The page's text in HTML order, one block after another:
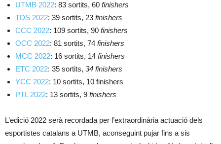
UTMB 2022: 83 sortits, 60 finishers
TDS 2022: 39 sortits, 23 finishers
CCC 2022: 109 sortits, 90 finishers
OCC 2022: 81 sortits, 74 finishers
MCC 2022: 16 sortits, 14 finishers
ETC 2022: 35 sortits, 34 finishers
YCC 2022: 10 sortits, 10 finishers
PTL 2022: 13 sortits, 9 finishers
L’edició 2022 serà recordada per l’extraordinària actuació dels
esportistes catalans a UTMB, aconseguint pujar fins a sis